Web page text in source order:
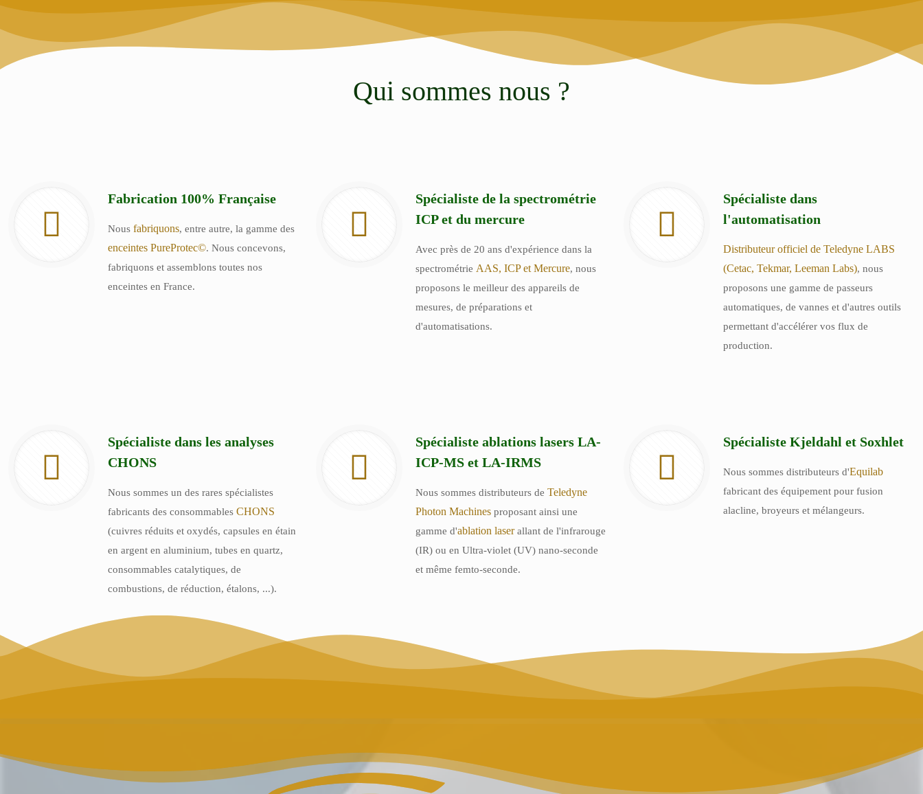
Qui sommes nous ?
Fabrication 100% Française
Nous fabriquons, entre autre, la gamme des
enceintes PureProtec©. Nous concevons,
fabriquons et assemblons toutes nos
enceintes en France.
Spécialiste de la spectrométrie
ICP et du mercure
Avec près de 20 ans d'expérience dans la
spectrométrie AAS, ICP et Mercure, nous
proposons le meilleur des appareils de
mesures, de préparations et
d'automatisations.
Spécialiste dans
l'automatisation
Distributeur officiel de Teledyne LABS
(Cetac, Tekmar, Leeman Labs), nous
proposons une gamme de passeurs
automatiques, de vannes et d'autres outils
permettant d'accélérer vos flux de
production.
Spécialiste dans les analyses
CHONS
Nous sommes un des rares spécialistes
fabricants des consommables CHONS
(cuivres réduits et oxydés, capsules en étain
en argent en aluminium, tubes en quartz,
consommables catalytiques, de
combustions, de réduction, étalons, ...).
Spécialiste ablations lasers LA-
ICP-MS et LA-IRMS
Nous sommes distributeurs de Teledyne
Photon Machinesproposant ainsi une
gamme d'ablation laserallant de l'infrarouge
(IR) ou en Ultra-violet (UV) nano-seconde
et même femto-seconde.
Spécialiste Kjeldahl et Soxhlet
Nous sommes distributeurs d'Equilab
fabricant des équipement pour fusion
alacline, broyeurs et mélangeurs.